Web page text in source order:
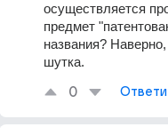
осуществляется
предмет
названия?
шутка.
0